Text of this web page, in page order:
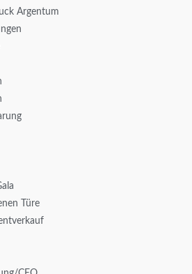
Argentum
Türe